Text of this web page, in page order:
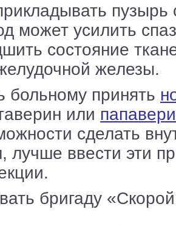
может усилить
состояние
железы.
больному принять
или
сделать
лучше ввести эти
бригаду